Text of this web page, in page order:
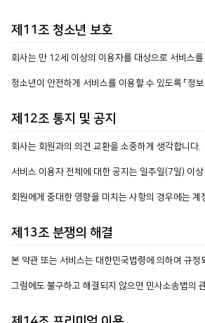
제11조 청소년 보호
회사는 만 12세 이상의 이용자를 대상으로 서비스를
청소년이 안전하게 서비스를 이용할 수 있도록 「정
제12조 통지 및 공지
회사는 회원과의 의견 교환을 소중하게 생각합니다.
서비스 이용자 전체에 대한 공지는 일주일(7일) 이
회원에게 중대한 영향을 미치는 사항의 경우에는
제13조 분쟁의 해결
본 약관 또는 서비스는 대한민국법령에 의하여 규
그럼에도 불구하고 해결되지 않으면 민사소송법의